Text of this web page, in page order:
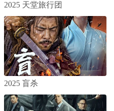
2025 天堂旅行团
2025 盲杀